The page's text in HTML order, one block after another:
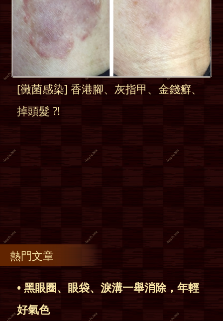
[黴菌感染] 香港腳、灰指甲、金錢癬、
掉頭髮 ?!
熱門文章
• 黑眼圈、眼袋、淚溝一舉消除，年輕
好氣色